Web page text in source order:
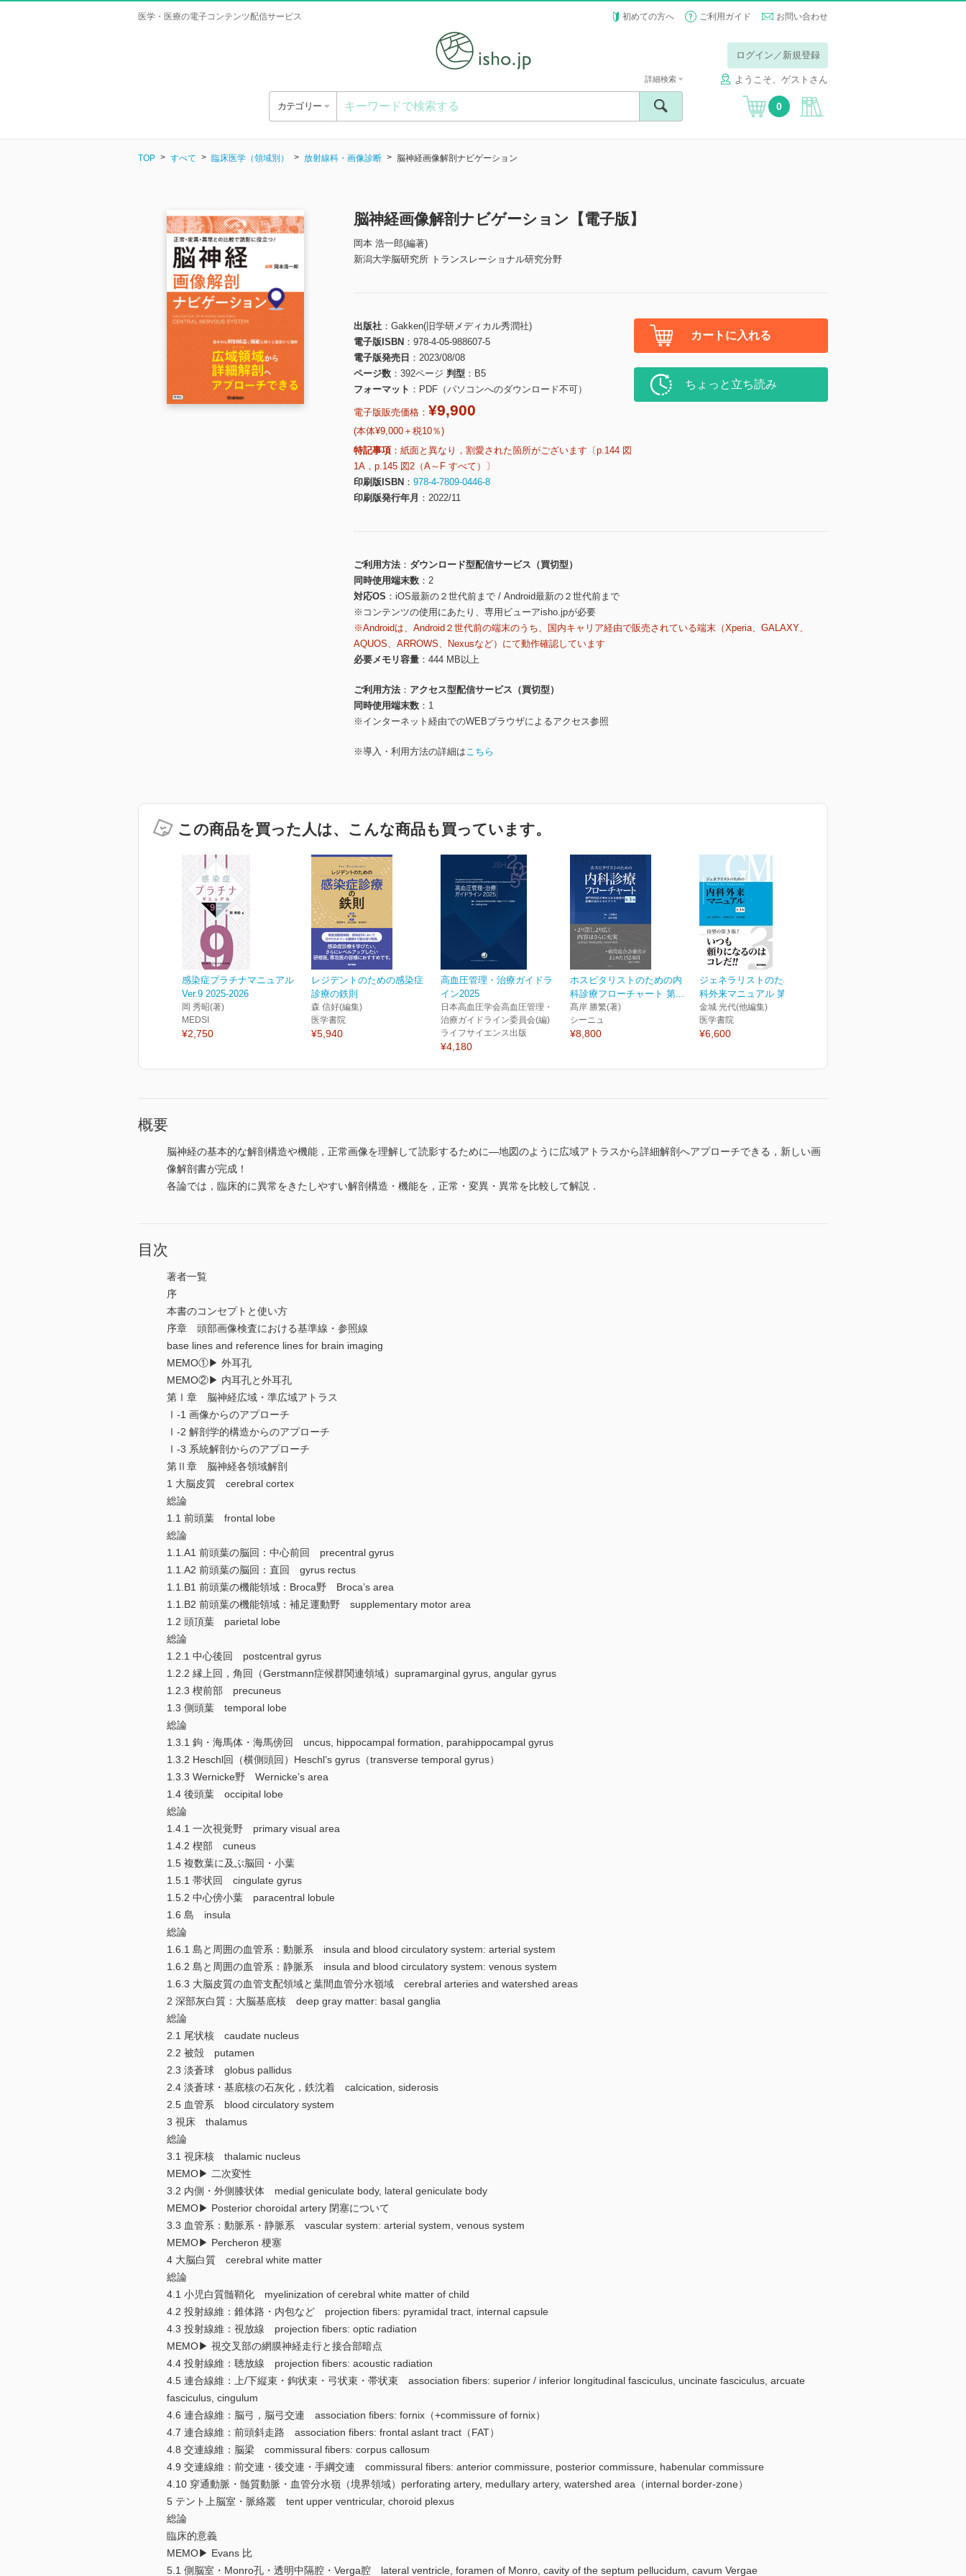
医学・医療の電子コンテンツ配信サービス 初めての方へ ご利用ガイド お問い合わせ
ログイン／新規登録
ようこそ、ゲストさん
カテゴリー
詳細検索
0
TOP すべて 臨床医学（領域別） 放射線科・画像診断 脳神経画像解剖ナビゲーション
脳神経画像解剖ナビゲーション【電子版】
岡本 浩一郎(編著)
新潟大学脳研究所 トランスレーショナル研究分野
出版社
Gakken(旧学研メディカル秀潤社)
電子版ISBN
978-4-05-988607-5
電子版発売日
2023/08/08
ページ数
392ページ 判型
B5
フォーマット
PDF（パソコンへのダウンロード不可）
電子版販売価格： ¥9,900
(本体¥9,000＋税10％)
特記事項
紙面と異なり，割愛された箇所がございます〔p.144 図
1A，p.145 図2（A～F すべて）〕
印刷版ISBN
978-4-7809-0446-8
印刷版発行年月
2022/11
カートに入れる
ちょっと立ち読み
ご利用方法
ダウンロード型配信サービス（買切型）
同時使用端末数
2
対応OS
iOS最新の２世代前まで / Android最新の２世代前まで
※コンテンツの使用にあたり、専用ビューアisho.jpが必要
※Androidは、Android２世代前の端末のうち、国内キャリア経由で販売されている端末（Xperia、GALAXY、
AQUOS、ARROWS、Nexusなど）にて動作確認しています
必要メモリ容量
444 MB以上
ご利用方法
アクセス型配信サービス（買切型）
同時使用端末数
1
※インターネット経由でのWEBブラウザによるアクセス参照
※導入・利用方法の詳細はこちら
この商品を買った人は、こんな商品も買っています。
感染症プラチナマニュアル
Ver.9 2025-2026
岡 秀昭(著)
MEDSI
¥2,750
レジデントのための感染症
診療の鉄則
森 信好(編集)
医学書院
¥5,940
高血圧管理・治療ガイドラ
イン2025
日本高血圧学会高血圧管理・
治療ガイドライン委員会(編)
ライフサイエンス出版
¥4,180
ホスピタリストのための内
科診療フローチャート 第...
髙岸 勝繁(著)
シーニュ
¥8,800
ジェネラリストのための内
科外来マニュアル 第3版
金城 光代(他編集)
医学書院
¥6,600
概要
脳神経の基本的な解剖構造や機能，正常画像を理解して読影するために―地図のように広域アトラスから詳細解剖へアプローチできる，新しい画
像解剖書が完成！
各論では，臨床的に異常をきたしやすい解剖構造・機能を，正常・変異・異常を比較して解説．
目次
著者一覧
序
本書のコンセプトと使い方
序章 頭部画像検査における基準線・参照線
base lines and reference lines for brain imaging
MEMO①▶ 外耳孔
MEMO②▶ 内耳孔と外耳孔
第Ⅰ章 脳神経広域・準広域アトラス
Ⅰ-1 画像からのアプローチ
Ⅰ-2 解剖学的構造からのアプローチ
Ⅰ-3 系統解剖からのアプローチ
第Ⅱ章 脳神経各領域解剖
1 大脳皮質 cerebral cortex
総論
1.1 前頭葉 frontal lobe
総論
1.1.A1 前頭葉の脳回：中心前回 precentral gyrus
1.1.A2 前頭葉の脳回：直回 gyrus rectus
1.1.B1 前頭葉の機能領域：Broca野 Broca’s area
1.1.B2 前頭葉の機能領域：補足運動野 supplementary motor area
1.2 頭頂葉 parietal lobe
総論
1.2.1 中心後回 postcentral gyrus
1.2.2 縁上回，角回（Gerstmann症候群関連領域）supramarginal gyrus, angular gyrus
1.2.3 楔前部 precuneus
1.3 側頭葉 temporal lobe
総論
1.3.1 鉤・海馬体・海馬傍回 uncus, hippocampal formation, parahippocampal gyrus
1.3.2 Heschl回（横側頭回）Heschl’s gyrus（transverse temporal gyrus）
1.3.3 Wernicke野 Wernicke’s area
1.4 後頭葉 occipital lobe
総論
1.4.1 一次視覚野 primary visual area
1.4.2 楔部 cuneus
1.5 複数葉に及ぶ脳回・小葉
1.5.1 帯状回 cingulate gyrus
1.5.2 中心傍小葉 paracentral lobule
1.6 島 insula
総論
1.6.1 島と周囲の血管系：動脈系 insula and blood circulatory system: arterial system
1.6.2 島と周囲の血管系：静脈系 insula and blood circulatory system: venous system
1.6.3 大脳皮質の血管支配領域と葉間血管分水嶺域 cerebral arteries and watershed areas
2 深部灰白質：大脳基底核 deep gray matter: basal ganglia
総論
2.1 尾状核 caudate nucleus
2.2 被殻 putamen
2.3 淡蒼球 globus pallidus
2.4 淡蒼球・基底核の石灰化，鉄沈着 calcication, siderosis
2.5 血管系 blood circulatory system
3 視床 thalamus
総論
3.1 視床核 thalamic nucleus
MEMO▶ 二次変性
3.2 内側・外側膝状体 medial geniculate body, lateral geniculate body
MEMO▶ Posterior choroidal artery 閉塞について
3.3 血管系：動脈系・静脈系 vascular system: arterial system, venous system
MEMO▶ Percheron 梗塞
4 大脳白質 cerebral white matter
総論
4.1 小児白質髄鞘化 myelinization of cerebral white matter of child
4.2 投射線維：錐体路・内包など projection fibers: pyramidal tract, internal capsule
4.3 投射線維：視放線 projection fibers: optic radiation
MEMO▶ 視交叉部の網膜神経走行と接合部暗点
4.4 投射線維：聴放線 projection fibers: acoustic radiation
4.5 連合線維：上/下縦束・鉤状束・弓状束・帯状束 association fibers: superior / inferior longitudinal fasciculus, uncinate fasciculus, arcuate
fasciculus, cingulum
4.6 連合線維：脳弓，脳弓交連 association fibers: fornix（+commissure of fornix）
4.7 連合線維：前頭斜走路 association fibers: frontal aslant tract（FAT）
4.8 交連線維：脳梁 commissural fibers: corpus callosum
4.9 交連線維：前交連・後交連・手綱交連 commissural fibers: anterior commissure, posterior commissure, habenular commissure
4.10 穿通動脈・髄質動脈・血管分水嶺（境界領域）perforating artery, medullary artery, watershed area（internal border-zone）
5 テント上脳室・脈絡叢 tent upper ventricular, choroid plexus
総論
臨床的意義
MEMO▶ Evans 比
5.1 側脳室・Monro孔・透明中隔腔・Verga腔 lateral ventricle, foramen of Monro, cavity of the septum pellucidum, cavum Vergae